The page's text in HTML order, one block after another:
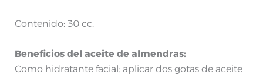
Contenido: 30 cc.
Beneficios del aceite de almendras:
Como hidratante facial: aplicar dos gotas de aceite